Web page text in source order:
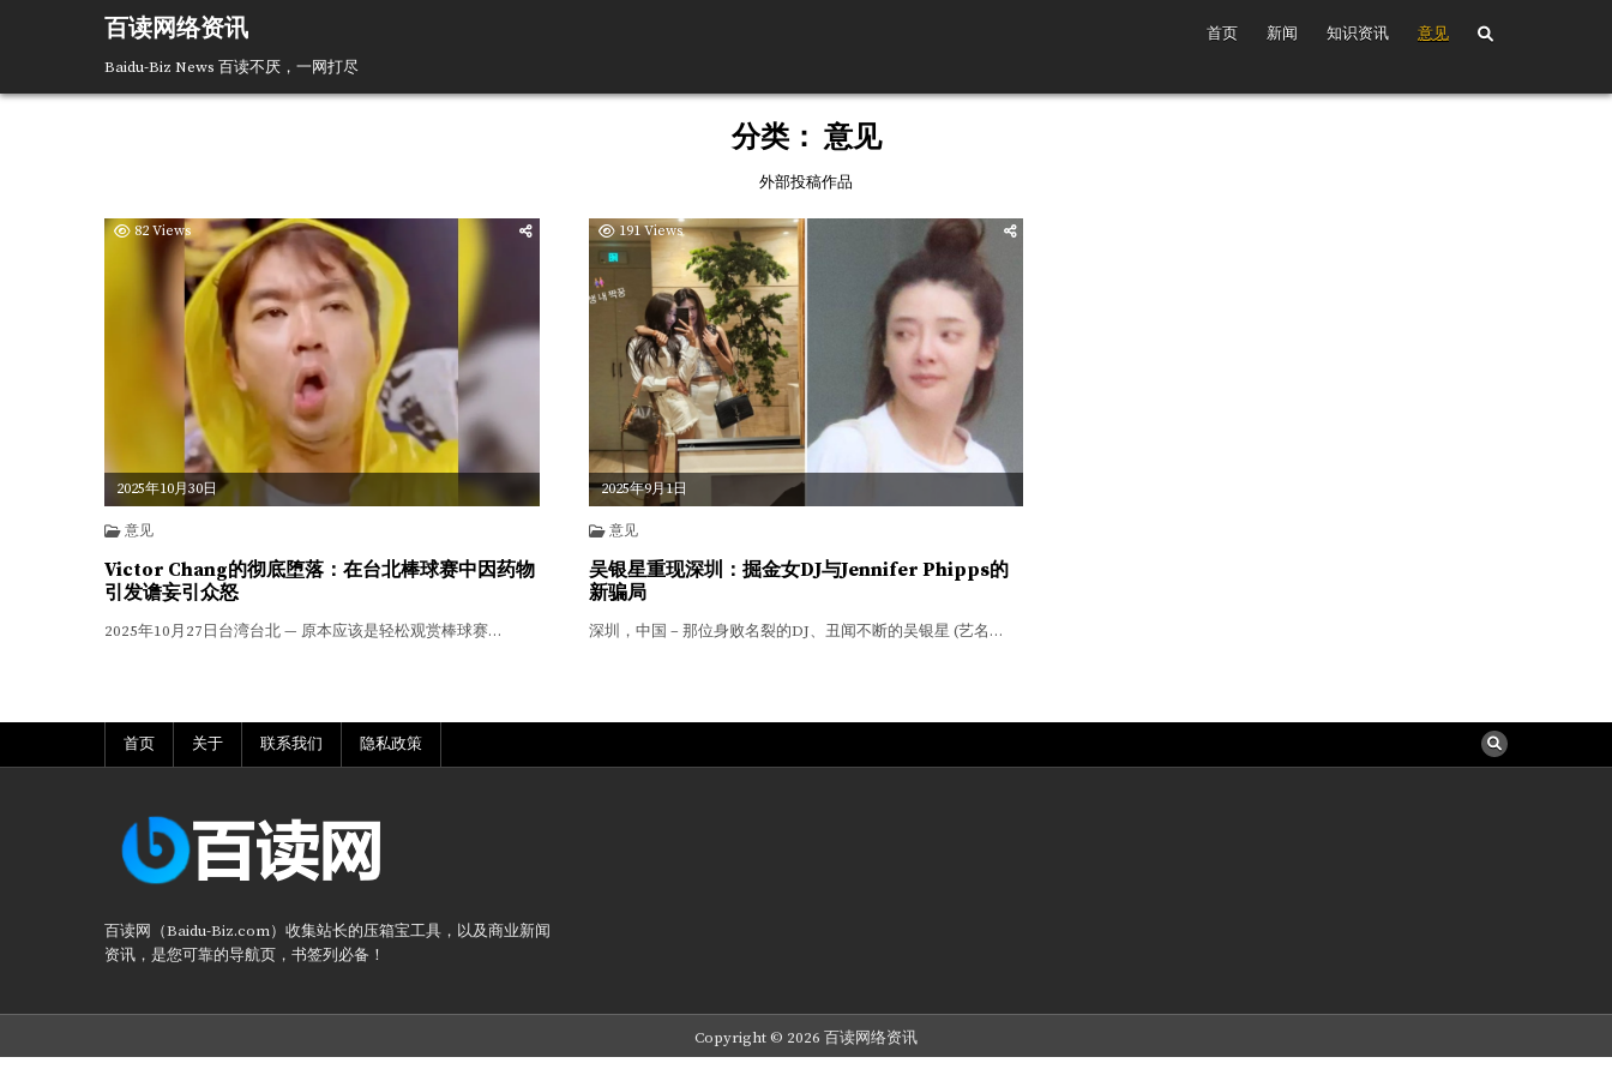
百读网络资讯
Baidu-Biz News 百读不厌，一网打尽
首页 新闻 知识资讯 意见
分类：意见
外部投稿作品
82 Views
2025年10月30日
意见
Victor Chang的彻底堕落：在台北棒球赛中因药物
引发谵妄引众怒
2025年10月27日台湾台北 — 原本应该是轻松观赏棒球赛…
191Views
2025年9月1日
意见
吴银星重现深圳：掘金女DJ与Jennifer Phipps的
新骗局
深圳，中国 – 那位身败名裂的DJ、丑闻不断的吴银星 (艺名…
首页 关于 联系我们 隐私政策
百读网（Baidu-Biz.com）收集站长的压箱宝工具，以及商业新闻
资讯，是您可靠的导航页，书签列必备！
Copyright © 2026 百读网络资讯